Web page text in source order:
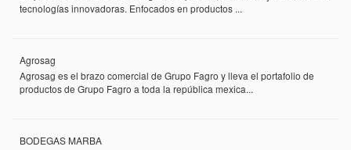
tecnologías innovadoras. Enfocados en productos ...
Agrosag
Agrosag es el brazo comercial de Grupo Fagro y lleva el portafolio de
productos de Grupo Fagro a toda la república mexica...
BODEGAS MARBA